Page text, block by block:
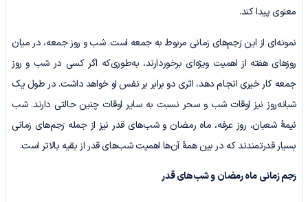
معنوی پیدا کند.
نمونه‌ای از این رَحِم‌های زمانی مربوط به جمعه است. شب و روز جمعه، در میان
روزهای هفته از اهمیت ویژه‌ای برخوردارند، به‌طوری‌که اگر کسى در شب و روز
جمعه کار خیرى انجام دهد، اثری دو برابر بر نفس او خواهد داشت. در طول یک
شبانه‌روز نیز اوقات شب و سحر نسبت به سایر اوقات چنین حالتی دارند. شب
نیمۀ شعبان، روز عرفه، ماه رمضان و شب‌های قدر نیز از جمله رَحِم‌های زمانی
بسیار قدرتمندند که در بین همۀ آن‌ها اهمیت شب‌های قدر از بقیه بالاتر است.
رَحِم زمانی ماه رمضان و شب‌های قدر